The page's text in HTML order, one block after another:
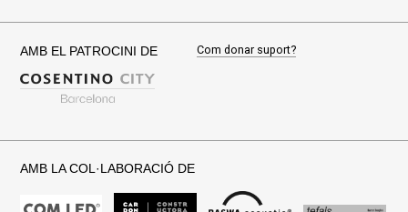
AMB EL PATROCINI DE Com donar suport?
AMB LA COL·LABORACIÓ DE